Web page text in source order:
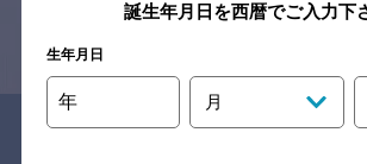
関連リンク
誕生年月日を西暦でご入力下
生年月日
年 月